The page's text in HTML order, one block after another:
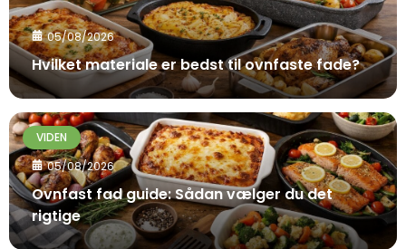
05/08/2026
Hvilket materiale er bedst til ovnfaste fade?
VIDEN
05/08/2026
Ovnfast fad guide: Sådan vælger du det
rigtige